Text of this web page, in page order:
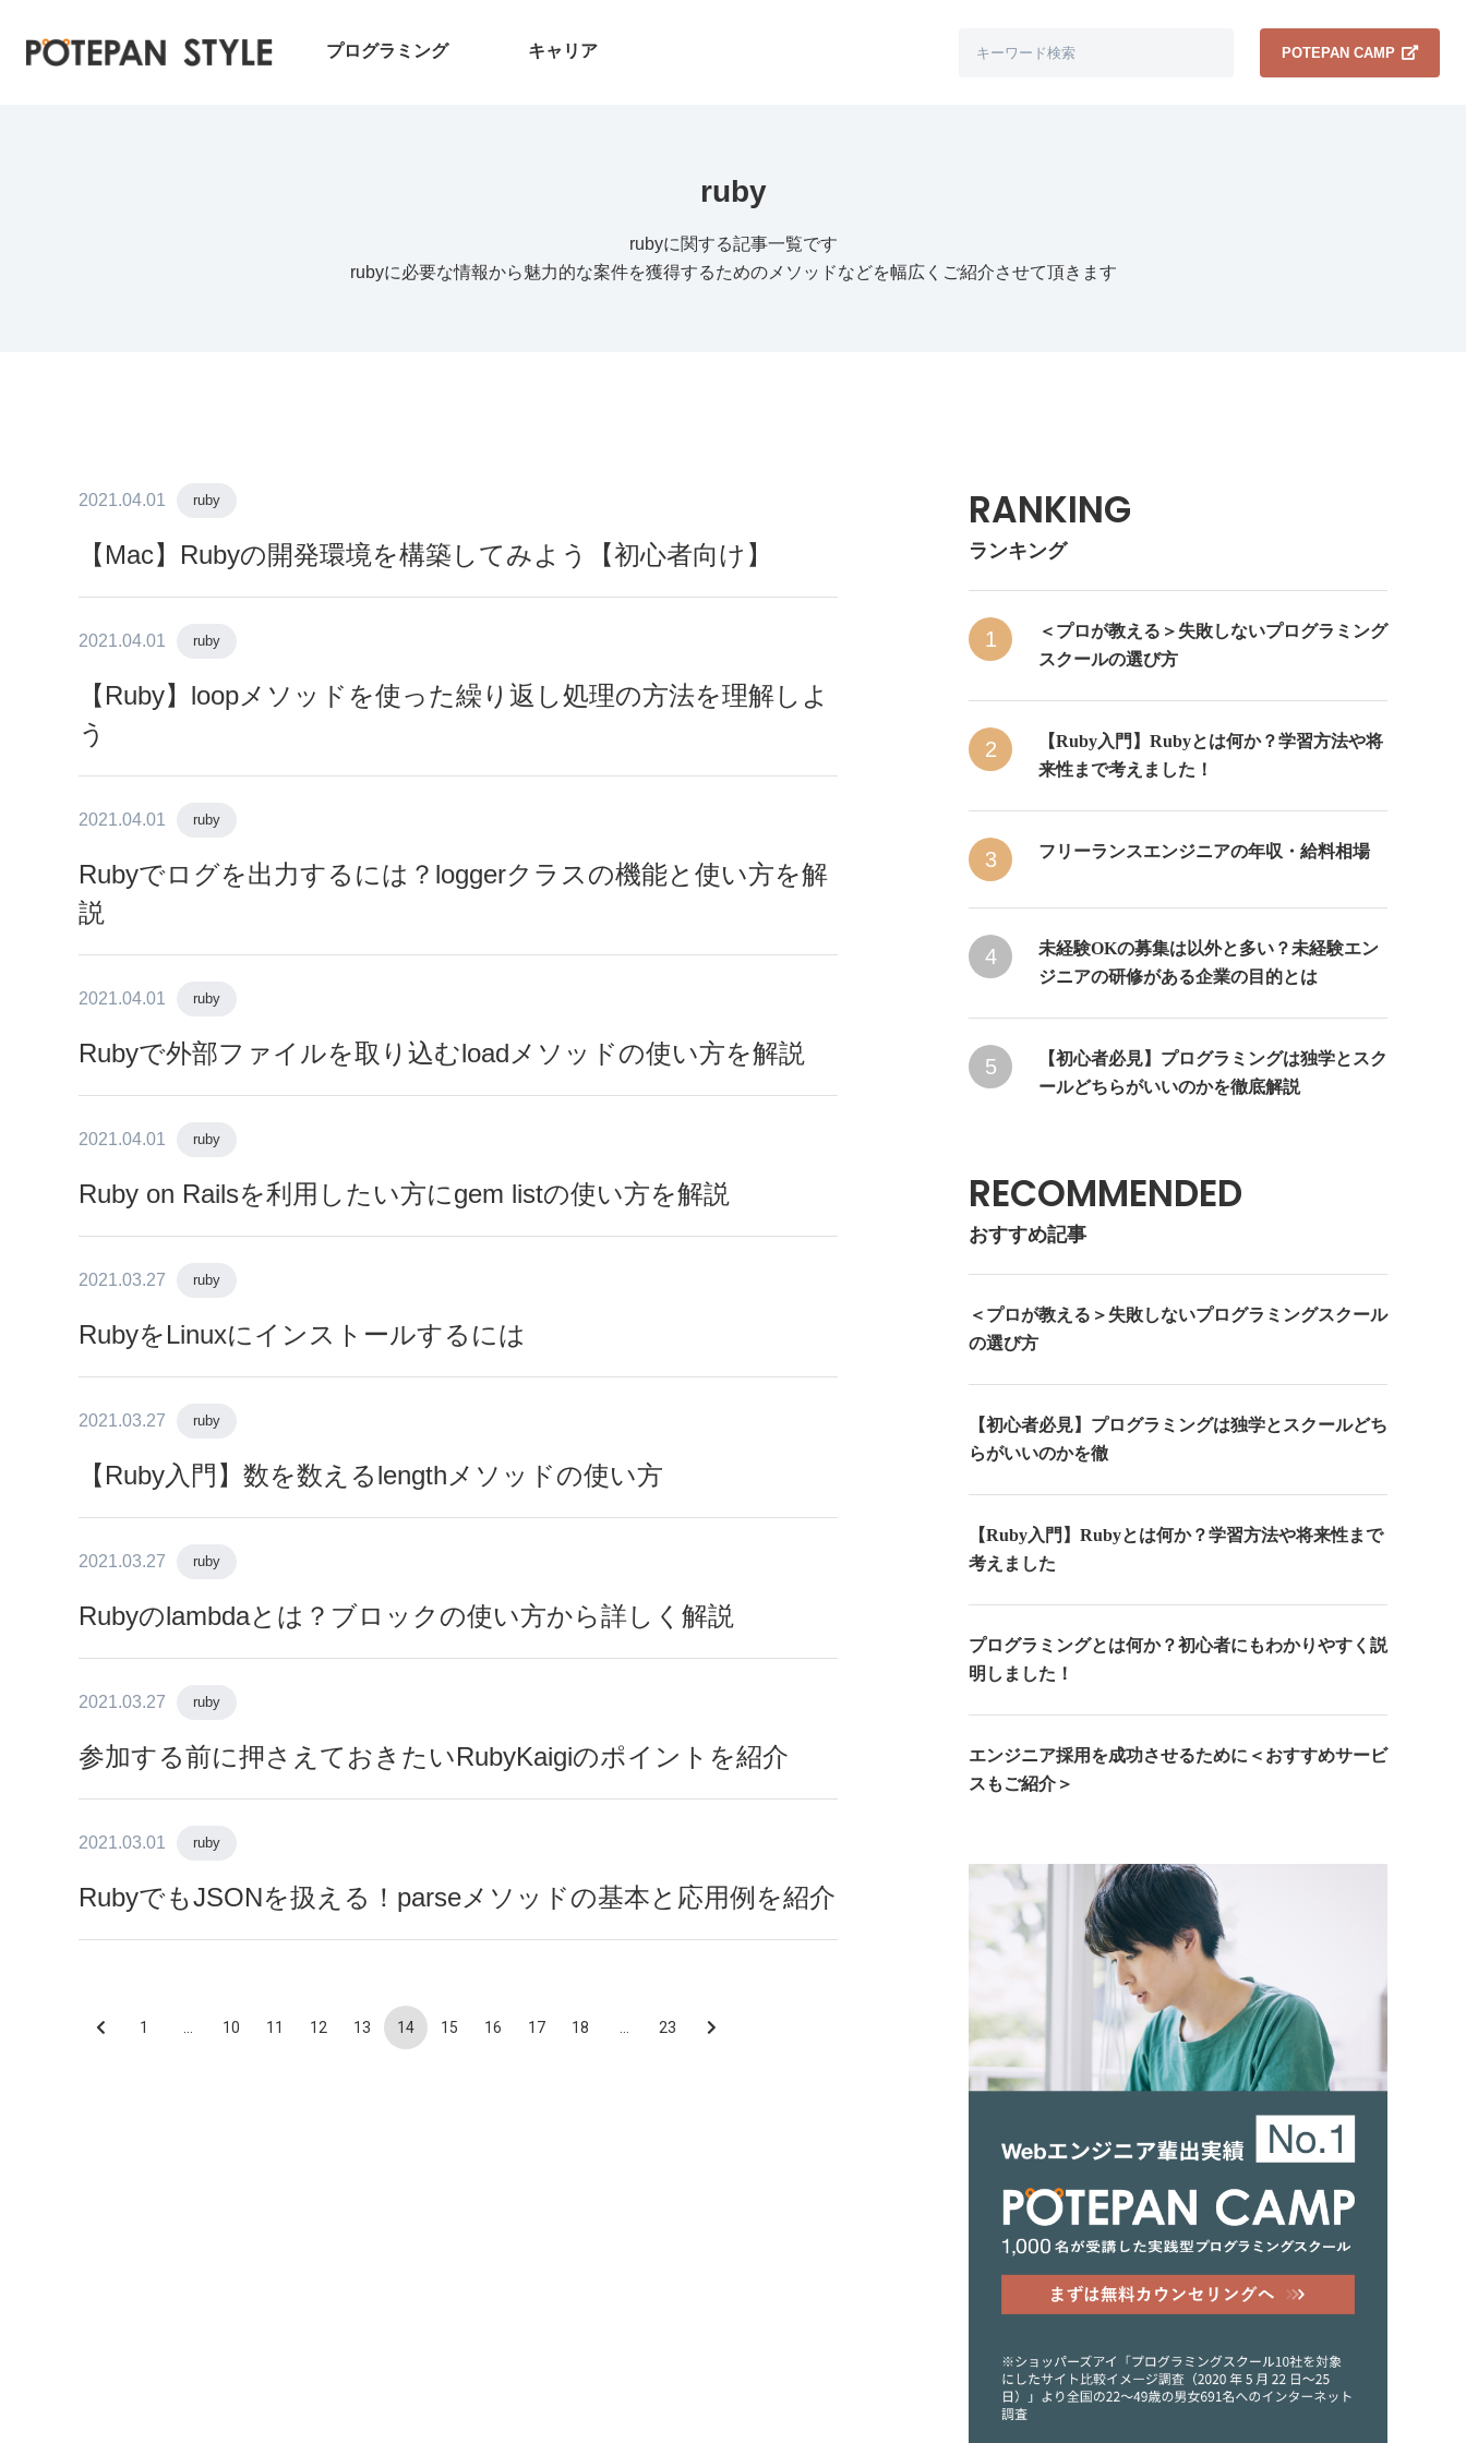
プログラミング キャリア POTEPAN CAMP
ruby
rubyに関する記事一覧です
rubyに必要な情報から魅力的な案件を獲得するためのメソッドなどを幅広くご紹介させて頂きます
2021.04.01 ruby
【Mac】Rubyの開発環境を構築してみよう【初心者向け】
2021.04.01 ruby
【Ruby】loopメソッドを使った繰り返し処理の方法を理解しよ
う
2021.04.01 ruby
Rubyでログを出力するには？loggerクラスの機能と使い方を解
説
2021.04.01 ruby
Rubyで外部ファイルを取り込むloadメソッドの使い方を解説
2021.04.01 ruby
Ruby on Railsを利用したい方にgem listの使い方を解説
2021.03.27 ruby
RubyをLinuxにインストールするには
2021.03.27 ruby
【Ruby入門】数を数えるlengthメソッドの使い方
2021.03.27 ruby
Rubyのlambdaとは？ブロックの使い方から詳しく解説
2021.03.27 ruby
参加する前に押さえておきたいRubyKaigiのポイントを紹介
2021.03.01 ruby
RubyでもJSONを扱える！parseメソッドの基本と応用例を紹介
1 10 11 12 13 14 15 16 17 18 23
RANKING
ランキング
1
＜プロが教える＞失敗しないプログラミング
スクールの選び方
2
【Ruby入門】Rubyとは何か？学習方法や将
来性まで考えました！
3 フリーランスエンジニアの年収・給料相場
4
未経験OKの募集は以外と多い？未経験エン
ジニアの研修がある企業の目的とは
5
【初心者必見】プログラミングは独学とスク
ールどちらがいいのかを徹底解説
RECOMMENDED
おすすめ記事
＜プロが教える＞失敗しないプログラミングスクール
の選び方
【初心者必見】プログラミングは独学とスクールどち
らがいいのかを徹
【Ruby入門】Rubyとは何か？学習方法や将来性まで
考えました
プログラミングとは何か？初心者にもわかりやすく説
明しました！
エンジニア採用を成功させるために＜おすすめサービ
スもご紹介＞